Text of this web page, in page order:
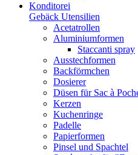
Konditorei
Gebäck Utensilien
Acetatrollen
Aluminiumformen
Staccanti spray
Ausstechformen
Backförmchen
Dosierer
Düsen für Sac à
Kerzen
Kuchenringe
Padelle
Papierformen
Pinsel und Spachtel